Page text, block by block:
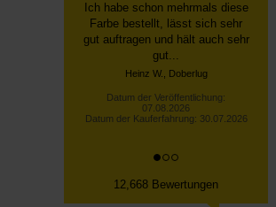
Schnelle, unkomplizierte
Bestellung über die Homepage,
schnelle Lieferung, gute
Sendungsverfolgung ...
Datum der Veröffentlichung:
07.08.2026
Datum der Kauferfahrung: 27.07.2026
12,668 Bewertungen